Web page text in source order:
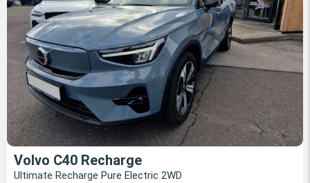
Volvo C40 Recharge
Ultimate Recharge Pure Electric 2WD